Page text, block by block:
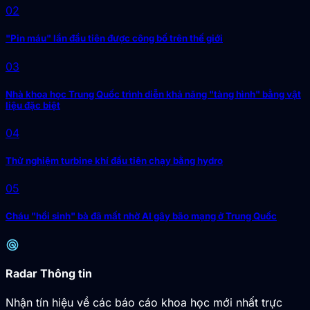
02
"Pin máu" lần đầu tiên được công bố trên thế giới
03
Nhà khoa học Trung Quốc trình diễn khả năng "tàng hình" bằng vật
liệu đặc biệt
04
Thử nghiệm turbine khí đầu tiên chạy bằng hydro
05
Cháu "hồi sinh" bà đã mất nhờ AI gây bão mạng ở Trung Quốc
radar
Radar Thông tin
Nhận tín hiệu về các báo cáo khoa học mới nhất trực